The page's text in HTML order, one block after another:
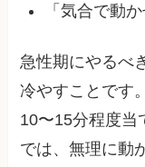
「気合で動
急性期にやるべ
冷やすことです
10〜15分程度当
では、無理に動